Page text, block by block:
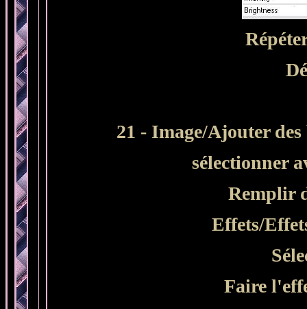
21 - Image/Ajouter
sélectionner
Remplir
Effets/
Faire